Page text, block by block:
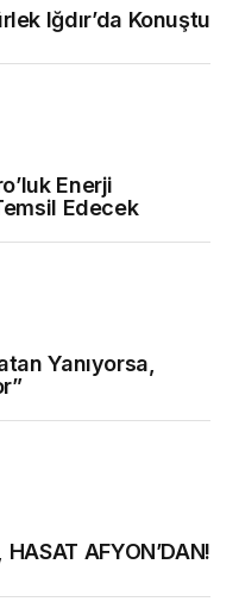
Iğdır’da Konuştu
Enerji
Edecek
Yanıyorsa,
HASAT AFYON’DAN!